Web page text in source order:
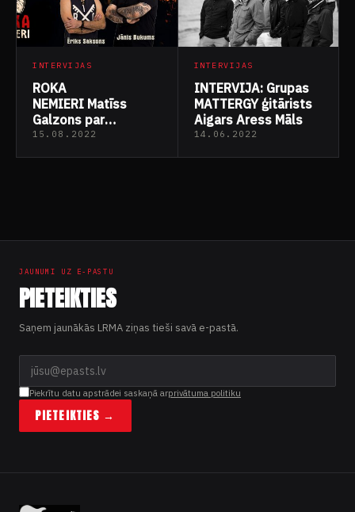
INTERVIJAS
ROKA
NEMIERI Matīss
Galzons par
festivālu “Vērte” (10.08.2022)
15.08.2022
INTERVIJAS
INTERVIJA: Grupas
MATTERGY ģitārists
Aigars Aress Māls
14.06.2022
lappusēm
JAUNUMI UZ E-PASTU
PIETEIKTIES
Saņem jaunākās LRMA ziņas tieši savā e-pastā.
Piekrītu datu apstrādei saskaņā arprivātuma politiku
PIETEIKTIES →